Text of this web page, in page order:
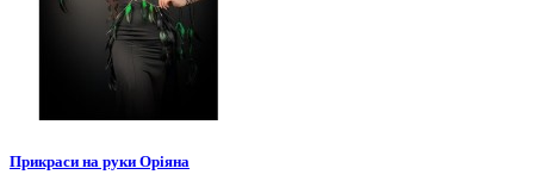
Прикраси на руки Оріяна